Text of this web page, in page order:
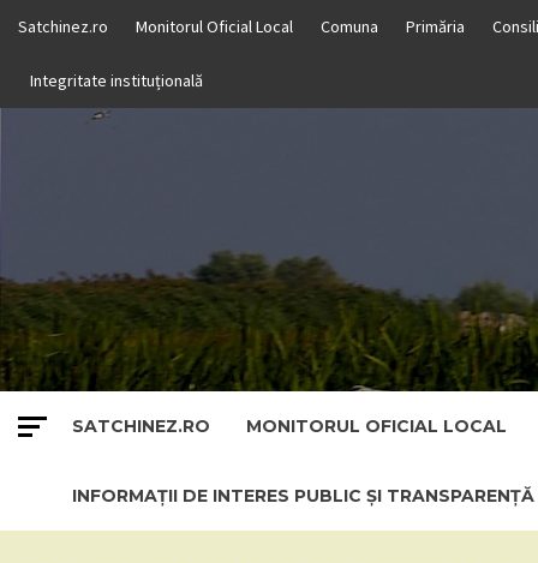
content
Satchinez.ro Monitorul Oficial Local Comuna Primăria
Integritate instituțională
SATCHINEZ.RO MONITORUL OFICIAL LOCAL
INFORMAȚII DE INTERES PUBLIC ȘI